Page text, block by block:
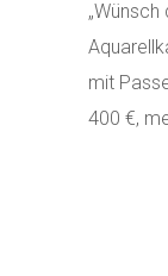
„Wünsch
mit
400 €,